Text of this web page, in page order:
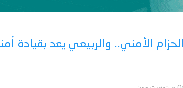
الأمني.. والربيعي يعد بقيادة